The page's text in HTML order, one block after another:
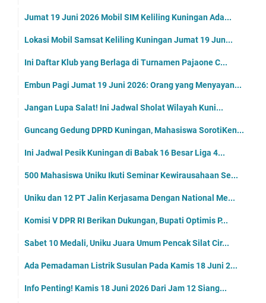
Jumat 19 Juni 2026 Mobil SIM Keliling Kuningan Ada...
Lokasi Mobil Samsat Keliling Kuningan Jumat 19 Jun...
Ini Daftar Klub yang Berlaga di Turnamen Pajaone C...
Embun Pagi Jumat 19 Juni 2026: Orang yang Menyayan...
Jangan Lupa Salat! Ini Jadwal Sholat Wilayah Kuni...
Guncang Gedung DPRD Kuningan, Mahasiswa SorotiKen...
Ini Jadwal Pesik Kuningan di Babak 16 Besar Liga 4...
500 Mahasiswa Uniku Ikuti Seminar Kewirausahaan Se...
Uniku dan 12 PT Jalin Kerjasama Dengan National Me...
Komisi V DPR RI Berikan Dukungan, Bupati Optimis P...
Sabet 10 Medali, Uniku Juara Umum Pencak Silat Cir...
Ada Pemadaman Listrik Susulan Pada Kamis 18 Juni 2...
Info Penting! Kamis 18 Juni 2026 Dari Jam 12 Siang...